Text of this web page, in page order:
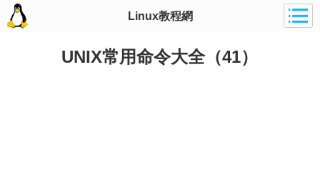
Linux教程網
UNIX常用命令大全（41）